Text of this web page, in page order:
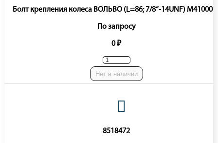
Болт крепления колеса ВОЛЬВО (L=86; 7/8“-14UNF)
По запросу
0 ₽
Нет в наличии
8518472